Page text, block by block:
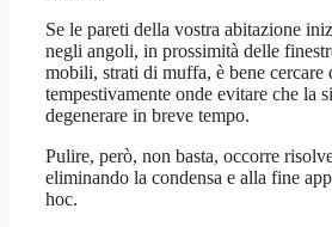
Se le pareti della vostra abitazione
negli angoli, in prossimità delle
mobili, strati di muffa, è bene cercare
tempestivamente onde evitare che la
degenerare in breve tempo.
Pulire, però, non basta, occorre
eliminando la condensa e alla fine
hoc.